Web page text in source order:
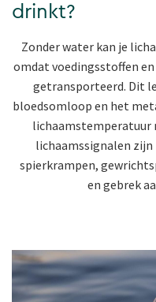
drinkt?
Zonder water kan je
omdat voedingsstoffen
getransporteerd. Dit
bloedsomloop en het
lichaamstemperatuur
lichaamssignalen
spierkrampen,
en gebrek